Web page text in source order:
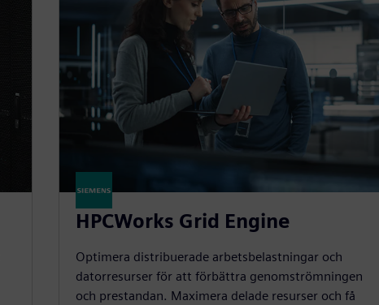
HPCWorks Grid Engine
Optimera distribuerade arbetsbelastningar och
datorresurser för att förbättra genomströmningen
och prestandan. Maximera delade resurser och få